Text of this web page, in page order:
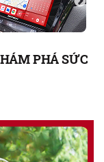
PHÁ SỨC